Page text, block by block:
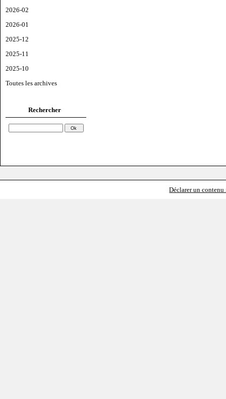
2026-02
2026-01
2025-12
2025-11
2025-10
Toutes les archives
Rechercher
Déclarer un